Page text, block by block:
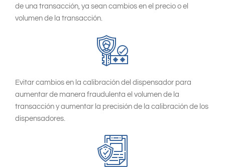
de una transacción, ya sean cambios en el precio o el
volumen de la transacción.
Evitar cambios en la calibración del dispensador para
aumentar de manera fraudulenta el volumen de la
transacción y aumentar la precisión de la calibración de los
dispensadores.